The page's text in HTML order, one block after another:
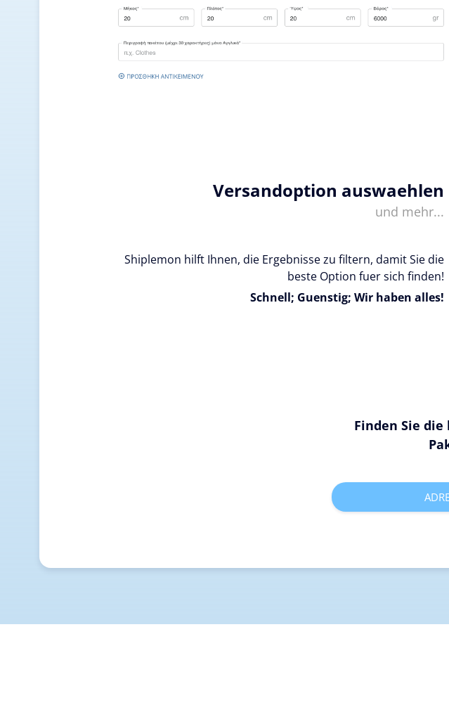
Versandoption auswaehlen
und mehr...
Shiplemon hilft Ihnen, die Ergebnisse zu filtern, damit Sie die
beste Option fuer sich finden!
Schnell; Guenstig; Wir haben alles!
Finden Sie